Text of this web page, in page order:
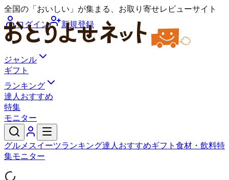
全国の「おいしい」が集まる、お取り寄せレビューサイト
ログイン
新規登録
ジャンル
ギフト
ランキング
達人おすすめ
特集
モニター
グルメ スイーツランキング達人おすすめギフト 食材・飲料特
集モニター